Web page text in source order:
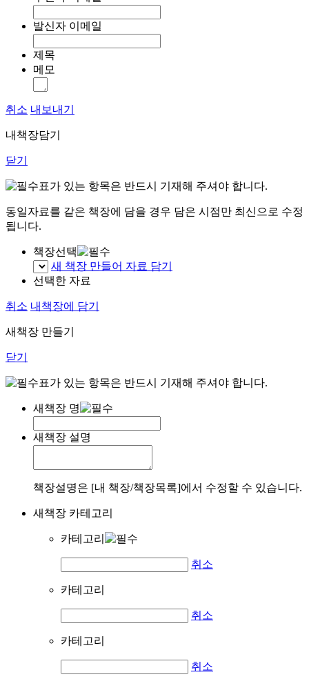
발신자 이메일
제목
메모
취소 내보내기
내책장담기
닫기
표가 있는 항목은 반드시 기재해 주셔야 합니다.
동일자료를 같은 책장에 담을 경우 담은 시점만 최신으로 수정
됩니다.
책장선택
새 책장 만들어 자료 담기
선택한 자료
취소 내책장에 담기
새책장 만들기
닫기
표가 있는 항목은 반드시 기재해 주셔야 합니다.
새책장 명
새책장 설명
책장설명은 [내 책장/책장목록]에서 수정할 수 있습니다.
새책장 카테고리
카테고리
취소
카테고리
취소
카테고리
취소